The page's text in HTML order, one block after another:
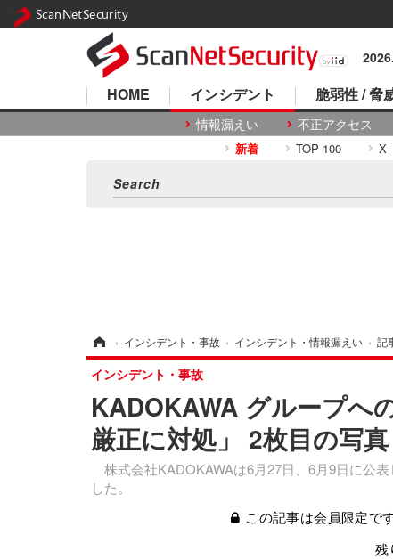
HOME インシデント
情報漏えい 不正アクセス
脆弱性 / 脅
新着 TOP 100 X
› インシデント・事故 › インシデント・情報漏えい › 記
KADOKAWA グループへ
厳正に対処」 2枚目の写
株式会社KADOKAWAは6月27日、6月9日に公
した。
インシデント・事故
この記事は会員限定で
残
ScanNetSecurity